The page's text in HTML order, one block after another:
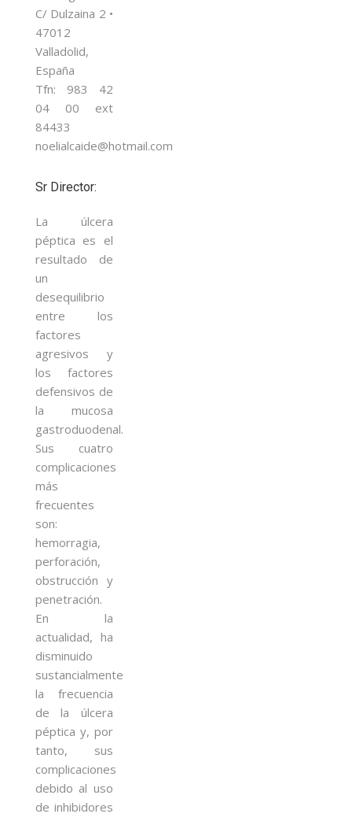
C/ Dulzaina 2 •
47012
Valladolid,
España
Tfn: 983 42
04 00 ext
84433
noelialcaide@hotmail.com
Sr Director:
La úlcera
péptica es el
resultado de
un
desequilibrio
entre los
factores
agresivos y
los factores
defensivos de
la mucosa
gastroduodenal.
Sus cuatro
complicaciones
más
frecuentes
son:
hemorragia,
perforación,
obstrucción y
penetración.
En la
actualidad, ha
disminuido
sustancialmente
la frecuencia
de la úlcera
péptica y, por
tanto, sus
complicaciones
debido al uso
de inhibidores